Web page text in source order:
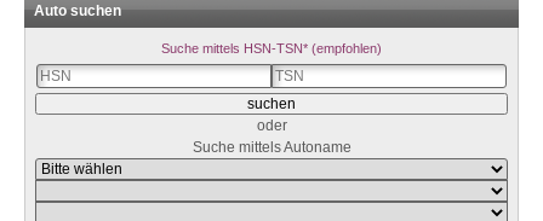
Auto suchen
Suche mittels HSN-TSN* (empfohlen)
oder
Suche mittels Autoname